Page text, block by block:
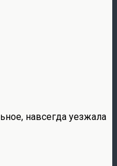
навсегда уезжала